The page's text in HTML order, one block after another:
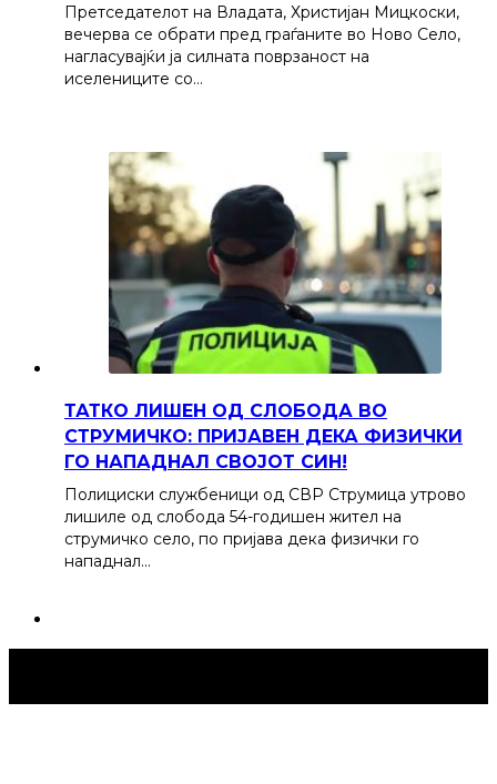
Претседателот на Владата, Христијан Мицкоски,
вечерва се обрати пред граѓаните во Ново Село,
нагласувајќи ја силната поврзаност на
иселениците со…
ТАТКО ЛИШЕН ОД СЛОБОДА ВО
СТРУМИЧКО: ПРИЈАВЕН ДЕКА ФИЗИЧКИ
ГО НАПАДНАЛ СВОЈОТ СИН!
Полициски службеници од СВР Струмица утрово
лишиле од слобода 54-годишен жител на
струмичко село, по пријава дека физички го
нападнал…